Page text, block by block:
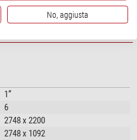
università, laboratori e industria
1”
6
2748 x 2200
2748 x 1092
No, aggiusta